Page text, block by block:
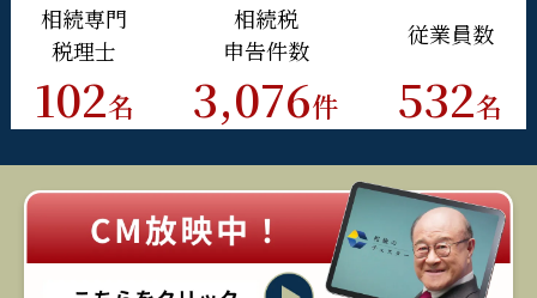
相続専門
税理士
102名
相続税
申告件数
3,076件
従業員数
532名